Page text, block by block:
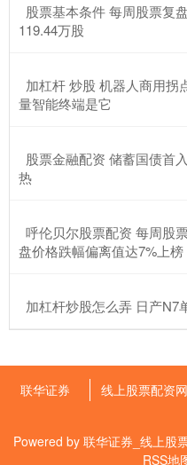
股票基本条件 每周股票复
119.44万股
加杠杆 炒股 机器人商用拐
量智能终端是它
股票金融配资 储蓄国债首
热
呼伦贝尔股票配资 每周股
盘价格跌幅偏离值达7%上榜
加杠杆炒股怎么弄 日产N7
联华证券 线上股票配资网
Powered by 联华证券_线上股
RSS地